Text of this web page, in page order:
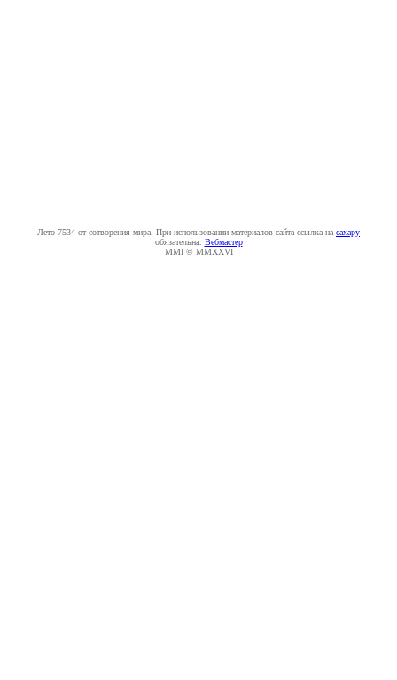
Лето 7534 от сотворения мира. При использовании материалов сайта ссылка на caxapу
обязательна. Вебмастер
MMI © MMXXVI